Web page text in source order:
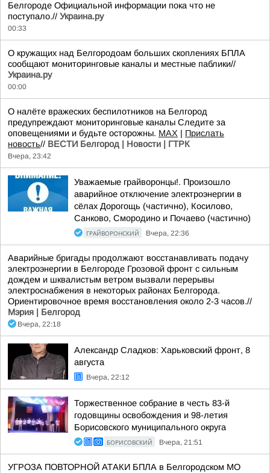
Белгороде Официальной информации пока что не
поступало.// Украина.ру
00:33
О кружащих над Белгородоам больших скоплениях БПЛА
сообщают мониторинговые каналы и местные паблики//
Украина.ру
00:00
О налёте вражеских беспилотников на Белгород
предупреждают мониторинговые каналы Следите за
оповещениями и будьте осторожны. МАХ | Прислать
новость// ВЕСТИ Белгород | Новости | ГТРК
Вчера, 23:42
Уважаемые грайворонцы!. Произошло
аварийное отключение электроэнергии в
сёлах Дорогощь (частично), Косилово,
Санково, Смородино и Почаево (частично)
ГРАЙВОРОНСКИЙ Вчера, 22:36
Аварийные бригады продолжают восстанавливать подачу
электроэнергии в Белгороде Грозовой фронт с сильным
дождем и шквалистым ветром вызвали перерывы
электроснабжения в некоторых районах Белгорода.
Ориентировочное время восстановления около 2-3 часов.//
Мэрия | Белгород
Вчера, 22:18
Александр Сладков: Харьковский фронт, 8
августа
Вчера, 22:12
Торжественное собрание в честь 83-й
годовщины освобождения и 98-летия
Борисовского муниципального округа
БОРИСОВСКИЙ Вчера, 21:51
УГРОЗА ПОВТОРНОЙ АТАКИ БПЛА в Белгородском МО